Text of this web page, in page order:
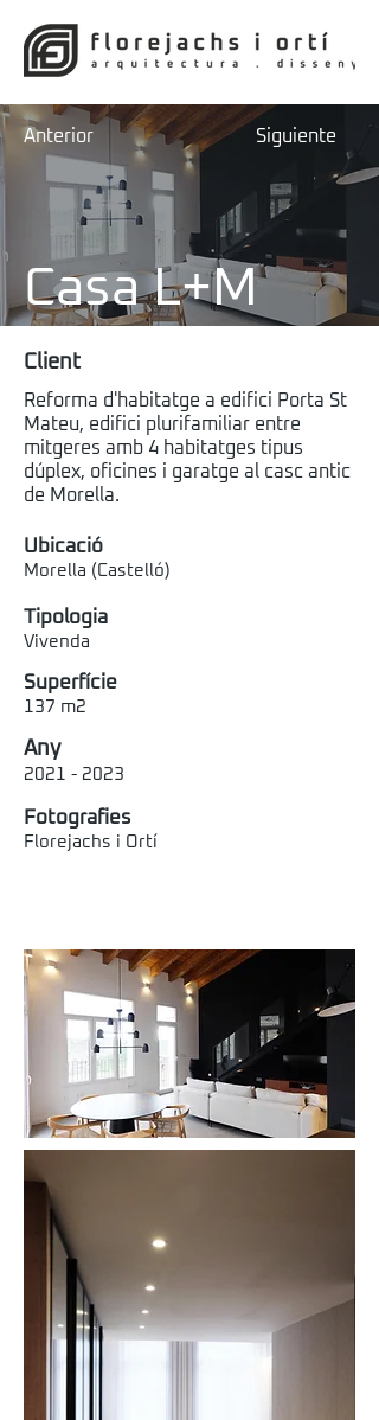
Anterior Siguiente
Casa L+M
Client
Reforma d'habitatge a edifici Porta St
Mateu, edifici plurifamiliar entre
mitgeres amb 4 habitatges tipus
dúplex, oficines i garatge al casc antic
de Morella.
Ubicació
Morella (Castelló)
Tipologia
Vivenda
Superfície
137 m2
Any
2021 - 2023
Fotografies
Florejachs i Ortí